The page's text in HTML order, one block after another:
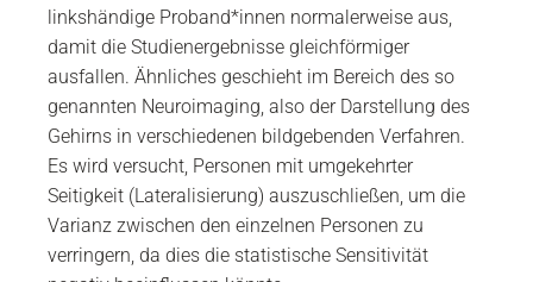
linkshändige Proband*innen normalerweise aus,
damit die Studienergebnisse gleichförmiger
ausfallen. Ähnliches geschieht im Bereich des so
genannten Neuroimaging, also der Darstellung des
Gehirns in verschiedenen bildgebenden Verfahren.
Es wird versucht, Personen mit umgekehrter
Seitigkeit (Lateralisierung) auszuschließen, um die
Varianz zwischen den einzelnen Personen zu
verringern, da dies die statistische Sensitivität